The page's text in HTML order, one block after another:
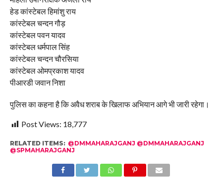
हेड कांस्टेबल हिमांशु राय
कांस्टेबल चन्दन गौड़
कांस्टेबल पवन यादव
कांस्टेबल धर्मपाल सिंह
कांस्टेबल चन्दन चौरसिया
कांस्टेबल ओमप्रकाश यादव
पीआरडी जवान निशा
पुलिस का कहना है कि अवैध शराब के खिलाफ अभियान आगे भी जारी रहेगा।
Post Views: 18,777
RELATED ITEMS: @DMMAHARAJGANJ @DMMAHARAJGANJ
@SPMAHARAJGANJ